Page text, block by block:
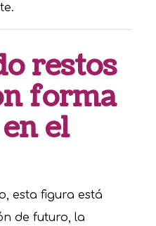
restos
forma
el
esta figura está
de futuro, la